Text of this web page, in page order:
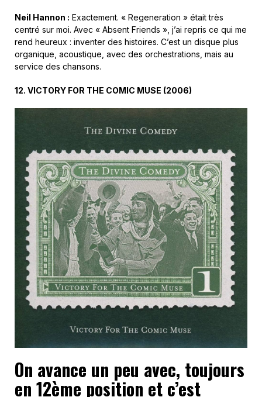
Neil Hannon : Exactement. « Regeneration » était très
centré sur moi. Avec « Absent Friends », j’ai repris ce qui me
rend heureux : inventer des histoires. C’est un disque plus
organique, acoustique, avec des orchestrations, mais au
service des chansons.
12. VICTORY FOR THE COMIC MUSE (2006)
On avance un peu avec, toujours
en 12ème position et c’est